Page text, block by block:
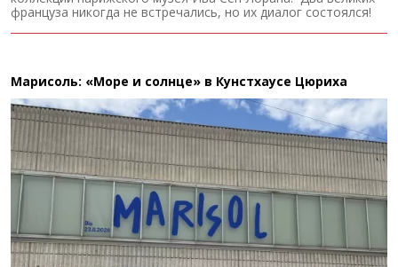
француза никогда не встречались, но их диалог состоялся!
Марисоль: «Море и солнце» в Кунстхаусе Цюриха